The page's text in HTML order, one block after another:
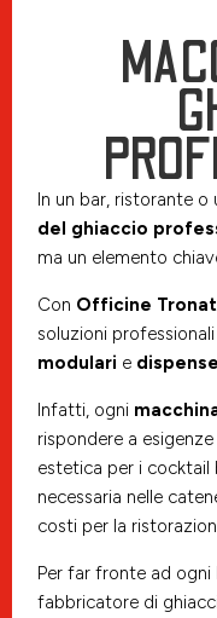
In un bar, ristorante o
del ghiaccio
ma un elemento
Con Officine
soluzioni
modulari e
Infatti, ogni
rispondere a
estetica per i cocktail
necessaria nelle
costi per la
Per far fronte ad
fabbricatore di